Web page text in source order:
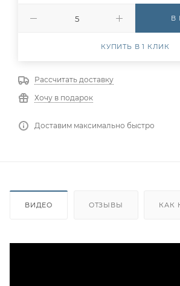
В
КУПИТЬ В 1 КЛИК
Рассчитать доставку
Хочу в подарок
Доставим максимально быстро
ВИДЕО ОТЗЫВЫ КАК